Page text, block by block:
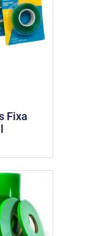
Fixa